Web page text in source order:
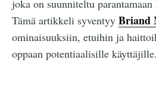
joka on suunniteltu parantamaan
Tämä artikkeli syventyy Briand
ominaisuuksiin, etuihin ja
oppaan potentiaalisille käyttäjille.